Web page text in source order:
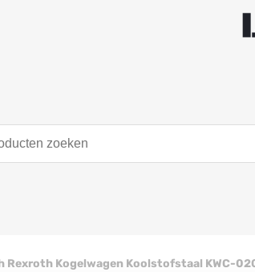
Rexroth Kogelwagen Koolstofstaal KWC-